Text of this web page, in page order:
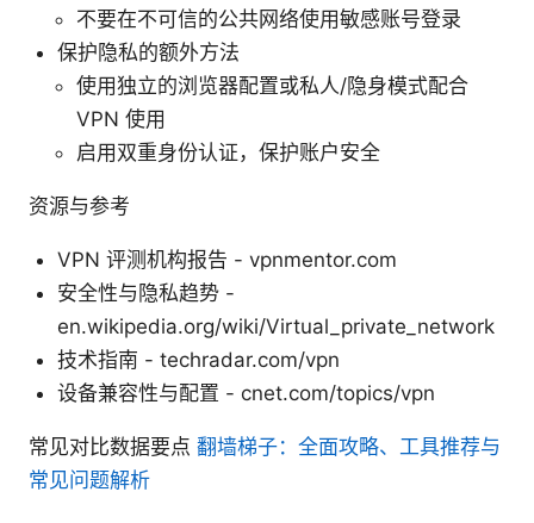
不要在不可信的公共网络使用敏感账号登录
保护隐私的额外方法
使用独立的浏览器配置或私人/隐身模式配合
VPN 使用
启用双重身份认证，保护账户安全
资源与参考
VPN 评测机构报告 - vpnmentor.com
安全性与隐私趋势 -
en.wikipedia.org/wiki/Virtual_private_network
技术指南 - techradar.com/vpn
设备兼容性与配置 - cnet.com/topics/vpn
常见对比数据要点 翻墙梯子：全面攻略、工具推荐与
常见问题解析